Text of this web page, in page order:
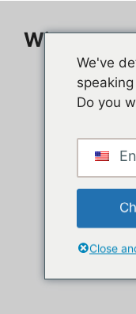
Inhalt
springenWie man
We've
Do you
Close